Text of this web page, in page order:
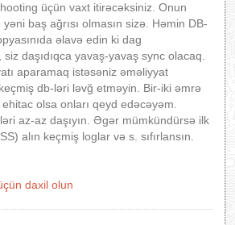
üçün vaxt itirəcəksiniz. Onun
baş ağrısı olmasın sizə. Həmin DB-
əlavə edin ki dag
siz daşıdıqca yavaş-yavaş sync olacaq.
aparamaq istəsəniz əməliyyat
db-ləri ləvğ etməyin. Bir-iki əmrə
olsa onları qeyd edəcəyəm.
az-az daşıyın. Əgər mümkündürsə ilk
alın keçmiş loglar və s. sıfırlansın.
daxil olun